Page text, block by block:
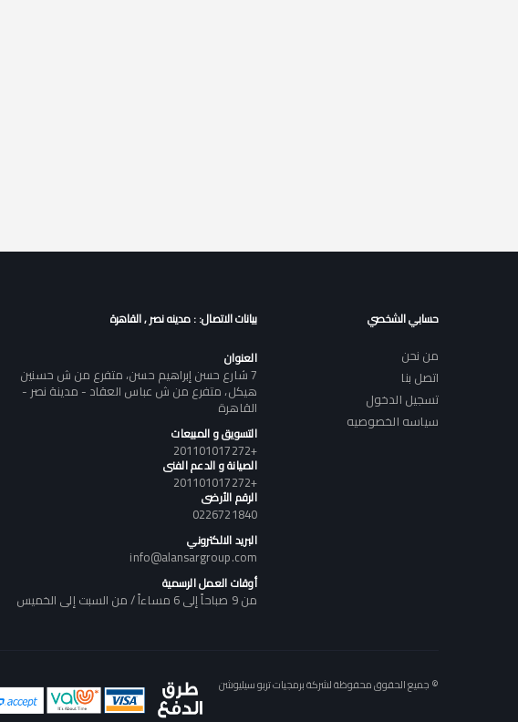
حسابي الشخصي
من نحن
اتصل بنا
تسجيل الدخول
سياسه الخصوصيه
بيانات الاتصال: : مدينه نصر , القاهرة
العنوان
7 شارع حسن إبراهيم حسن، متفرع من ش حسنين
هيكل، متفرع من ش عباس العقاد - مدينة نصر -
القاهرة
التسويق و المبيعات
+201101017272
الصيانة و الدعم الفنى
+201101017272
الرقم الأرضى
0226721840
البريد الالكتروني
info@alansargroup.com
أوقات العمل الرسمية
من 9 صباحاً إلى 6 مساءاً / من السبت إلى الخميس
© جميع الحقوق محفوظة لشركة برمجيات تربو سيليوشن